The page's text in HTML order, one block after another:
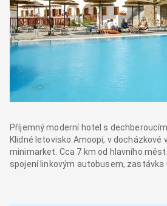
Příjemný moderní hotel s
Klidné letovisko Amoopi, v docházkové
minimarket. Cca 7 km od hlavního
spojení linkovým autobusem, zastávka